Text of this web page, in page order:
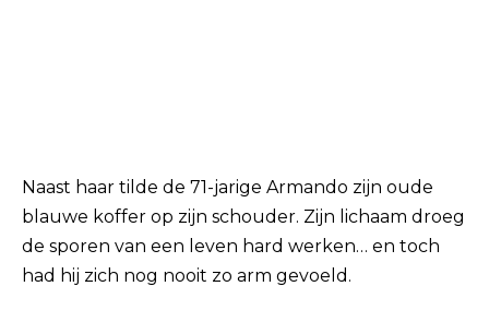
Naast haar tilde de 71-jarige Armando zijn oude
blauwe koffer op zijn schouder. Zijn lichaam droeg
de sporen van een leven hard werken… en toch
had hij zich nog nooit zo arm gevoeld.